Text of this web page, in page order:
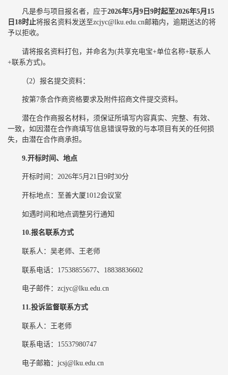
凡是参与项目报名者，应于2026年5月 9 日9时起至2026年5月 15
日18时止将报名资料发送至zcjyc@lku.edu.cn邮箱内，逾期送达的将
予以拒收。
请将报名资料打包，并命名为(共享充电宝+单位名称+联系人
+联系方式)。
（2）报名提交资料：
按第7条合作商资格要求及附件招商文件提交资料。
潜在合作商报名材料，须保证所填写内容真实、完整、有效、
一致，如因潜在合作商填写信息错误导致的与本项目有关的任何损
失，由潜在合作商承担。
9.开标时间、地点
开标时间：2026年5月21日9时30分
开标地点：至善大厦1012会议室
如遇时间和地点调整另行通知
10.报名联系方式
联系人：吴老师、王老师
联系电话：17538855677、18838836602
电子邮件：zcjyc@lku.edu.cn
11.投诉监督联系方式
联系人：王老师
联系电话：15537980747
电子邮箱：jcsj@lku.edu.cn